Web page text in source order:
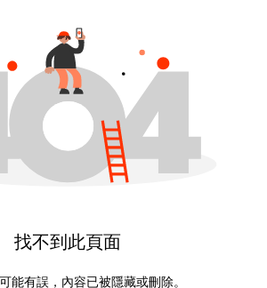
找不到此頁面
能有誤，內容已被隱藏或刪除。